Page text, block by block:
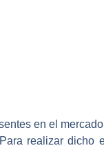
en el
realizar dicho